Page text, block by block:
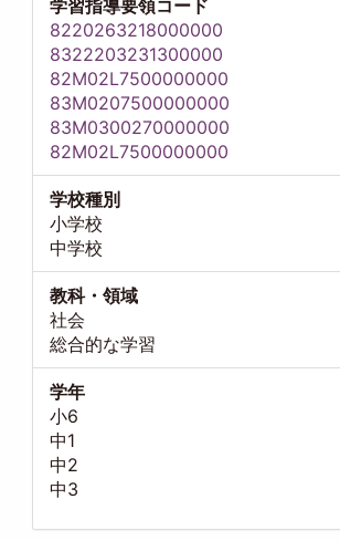
学習指導要領コード
8220263218000000
8322203231300000
82M02L7500000000
83M0207500000000
83M0300270000000
82M02L7500000000
学校種別
小学校
中学校
教科・領域
社会
総合的な学習
学年
小6
中1
中2
中3